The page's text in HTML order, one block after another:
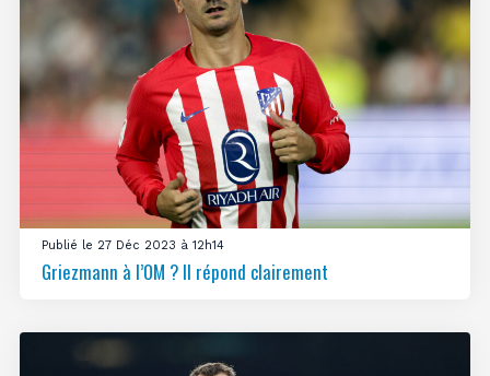
Publié le 27 Déc 2023 à 12h14
Griezmann à l’OM ? Il répond clairement